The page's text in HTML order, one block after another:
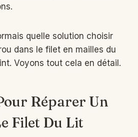
quelle solution choisir
dans le filet en mailles du
Voyons tout cela en détail.
Réparer Un
Filet Du Lit